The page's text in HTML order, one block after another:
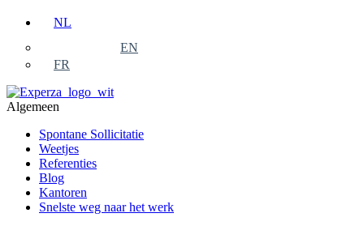
NL
EN
FR
Algemeen
Spontane Sollicitatie
Weetjes
Referenties
Blog
Kantoren
Snelste weg naar het werk